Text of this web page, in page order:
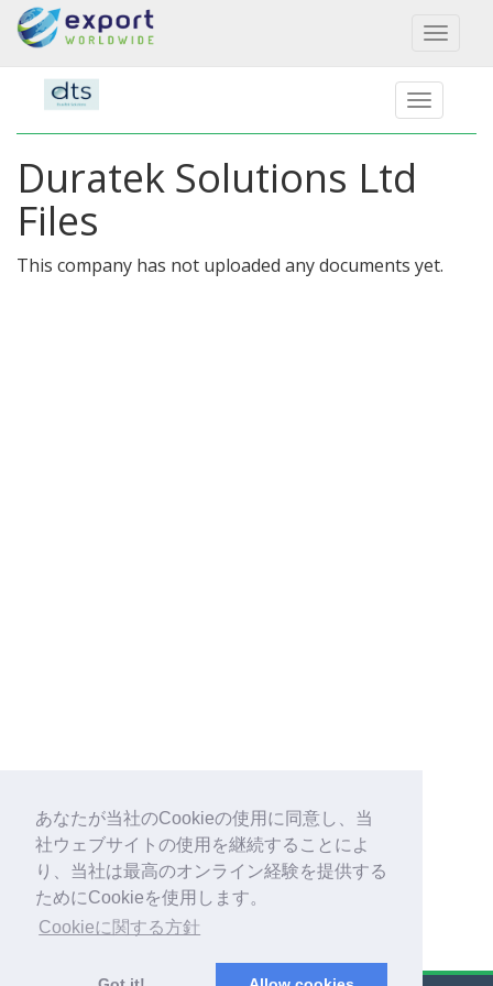
あなたが当社のCookieの使用に同意し、当
社ウェブサイトの使用を継続することによ
り、当社は最高のオンライン経験を提供する
ためにCookieを使用します。
Cookieに関する方針
Toggle
Duratek Solutions Ltd
Files
This company has not uploaded any documents yet.